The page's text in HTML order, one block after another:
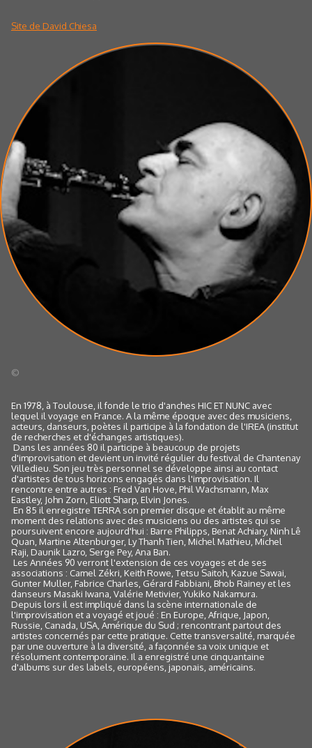
Site de David Chiesa
©
En 1978, à Toulouse, il fonde le trio d'anches HIC ET NUNC avec
lequel il voyage en France. A la même époque avec des musiciens,
acteurs, danseurs, poètes il participe à la fondation de l'IREA (institut
de recherches et d'échanges artistiques).
Dans les années 80 il participe à beaucoup de projets
d'improvisation et devient un invité régulier du festival de Chantenay
Villedieu. Son jeu très personnel se développe ainsi au contact
d'artistes de tous horizons engagés dans l'improvisation. Il
rencontre entre autres : Fred Van Hove, Phil Wachsmann, Max
Eastley, John Zorn, Eliott Sharp, Elvin Jones.
En 85 il enregistre TERRA son premier disque et établit au même
moment des relations avec des musiciens ou des artistes qui se
poursuivent encore aujourd'hui : Barre Philipps, Benat Achiary, Ninh Lê
Quan, Martine Altenburger, Ly Thanh Tien, Michel Mathieu, Michel
Raji, Daunik Lazro, Serge Pey, Ana Ban.
Les Années 90 verront l'extension de ces voyages et de ses
associations : Camel Zékri, Keith Rowe, Tetsu Saitoh, Kazue Sawai,
Gunter Muller, Fabrice Charles, Gérard Fabbiani, Bhob Rainey et les
danseurs Masaki Iwana, Valérie Metivier, Yukiko Nakamura.
Depuis lors il est impliqué dans la scène internationale de
l'improvisation et a voyagé et joué : En Europe, Afrique, Japon,
Russie, Canada, USA, Amérique du Sud ; rencontrant partout des
artistes concernés par cette pratique. Cette transversalité, marquée
par une ouverture à la diversité, a façonnée sa voix unique et
résolument contemporaine. Il a enregistré une cinquantaine
d'albums sur des labels, européens, japonais, américains.